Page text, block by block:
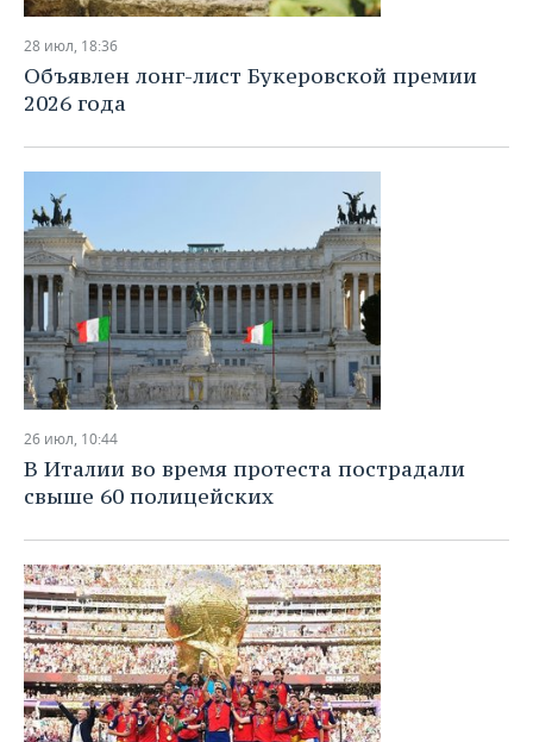
28 июл, 18:36
Объявлен лонг-лист Букеровской премии
2026 года
26 июл, 10:44
В Италии во время протеста пострадали
свыше 60 полицейских